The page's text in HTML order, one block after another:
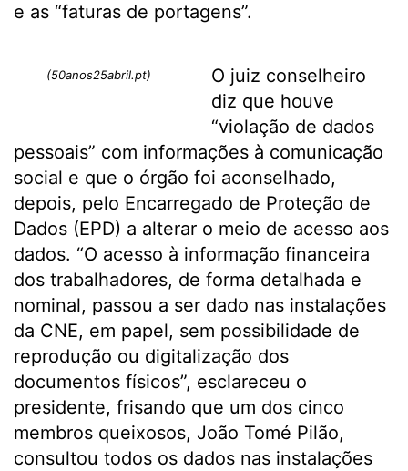
e as “faturas de portagens”.
(50anos25abril.pt)
O juiz conselheiro
diz que houve
“violação de dados
pessoais” com informações à comunicação
social e que o órgão foi aconselhado,
depois, pelo Encarregado de Proteção de
Dados (EPD) a alterar o meio de acesso aos
dados. “O acesso à informação financeira
dos trabalhadores, de forma detalhada e
nominal, passou a ser dado nas instalações
da CNE, em papel, sem possibilidade de
reprodução ou digitalização dos
documentos físicos”, esclareceu o
presidente, frisando que um dos cinco
membros queixosos, João Tomé Pilão,
consultou todos os dados nas instalações